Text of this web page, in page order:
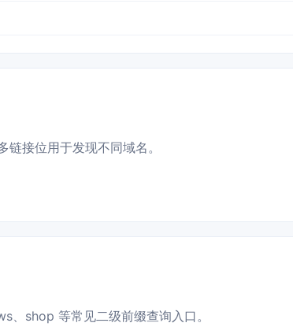
接位用于发现不同域名。
shop 等常见二级前缀查询入口。